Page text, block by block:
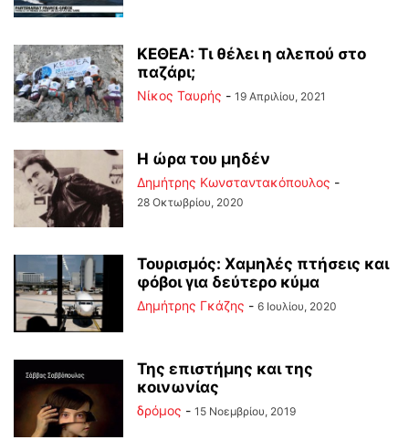
ΚΕΘΕΑ: Τι θέλει η αλεπού στο
παζάρι;
Νίκος Ταυρής - 19 Απριλίου, 2021
Η ώρα του μηδέν
Δημήτρης Κωνσταντακόπουλος -
28 Οκτωβρίου, 2020
Τουρισμός: Χαμηλές πτήσεις και
φόβοι για δεύτερο κύμα
Δημήτρης Γκάζης - 6 Ιουλίου, 2020
Της επιστήμης και της
κοινωνίας
δρόμος - 15 Νοεμβρίου, 2019